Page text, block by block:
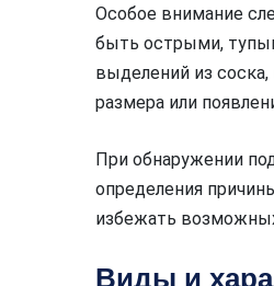
Особое внимание
быть острыми,
выделений из
размера или
При обнаружении
определения
избежать
Виды и